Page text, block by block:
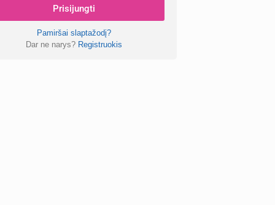
Prisijungti
Pamiršai slaptažodį?
Dar ne narys? Registruokis